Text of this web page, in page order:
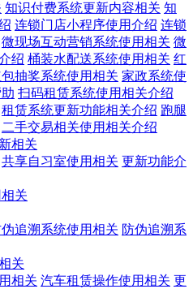
知识付费系统更新内容相关 知
连锁门店小程序使用介绍 连锁
微现场互动营销系统使用相关 微
绍 桶装水配送系统使用相关 红
抽奖系统使用相关 家政系统使
扫码租赁系统使用相关介绍
租赁系统更新功能相关介绍 跑腿
二手交易相关使用相关介绍
相关
共享自习室使用相关 更新功能介
关
伪追溯系统使用相关 防伪追溯系
关
相关 汽车租赁操作使用相关 更